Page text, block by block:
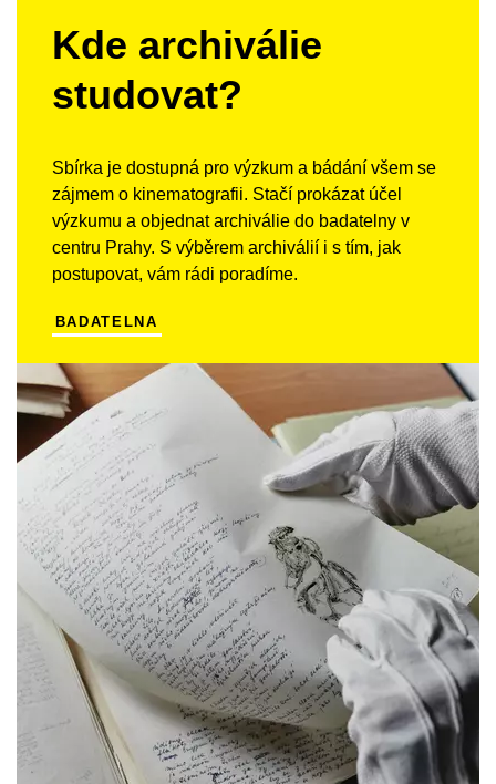
Kde archiválie
studovat?
Sbírka je dostupná pro výzkum a bádání všem se
zájmem o kinematografii. Stačí prokázat účel
výzkumu a objednat archiválie do badatelny v
centru Prahy. S výběrem archiválií i s tím, jak
postupovat, vám rádi poradíme.
BADATELNA